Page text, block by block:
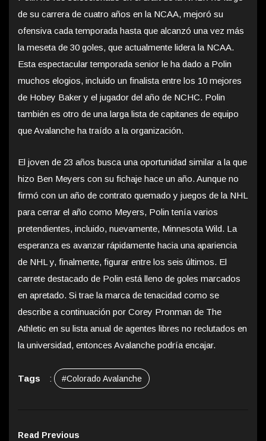
de su carrera de cuatro años en la NCAA, mejoró su
ofensiva cada temporada hasta que alcanzó una vez más
la meseta de 30 goles, que actualmente lidera la NCAA.
Esta espectacular temporada senior le ha dado a Polin
muchos elogios, incluido un finalista entre los 10 mejores
de Hobey Baker y el jugador del año de NCHC. Polin
también es otro de una larga lista de capitanes de equipo
que Avalanche ha traído a la organización.
El joven de 23 años busca una oportunidad similar a la que
hizo Ben Meyers con su fichaje hace un año. Aunque no
firmó con un año de contrato quemado y juegos de la NHL
para cerrar el año como Meyers, Polin tenía varios
pretendientes, incluido, nuevamente, Minnesota Wild. La
esperanza es avanzar rápidamente hacia una apariencia
de NHL y, finalmente, figurar entre los seis últimos. El
carrete destacado de Polin está lleno de goles marcados
en apretado. Si trae la marca de tenacidad como se
describe a continuación por Corey Pronman de The
Athletic en su lista anual de agentes libres no reclutados en
la universidad, entonces Avalanche podría encajar.
Tags : #Colorado Avalanche
Read Previous